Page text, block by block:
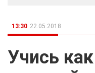
13:30 22.05.2018
Учись